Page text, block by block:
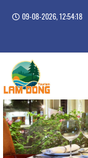
09-08-2026, 12:54:18